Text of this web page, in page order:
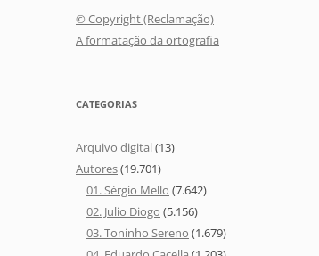
© Copyright (Reclamação)
A formatação da ortografia
CATEGORIAS
Arquivo digital(13)
Autores(19.701)
01. Sérgio Mello (7.642)
02. Julio Diogo (5.156)
03. Toninho Sereno (1.679)